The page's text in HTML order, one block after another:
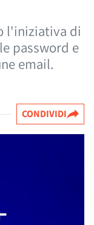
l'iniziativa di
password e
email.
CONDIVIDI